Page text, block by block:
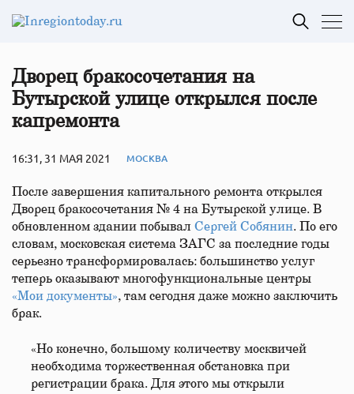
Дворец бракосочетания на
Бутырской улице открылся после
капремонта
16:31, 31 МАЯ 2021 МОСКВА
После завершения капитального ремонта открылся
Дворец бракосочетания № 4 на Бутырской улице. В
обновленном здании побывал Сергей Собянин. По его
словам, московская система ЗАГС за последние годы
серьезно трансформировалась: большинство услуг
теперь оказывают многофункциональные центры
«Мои документы», там сегодня даже можно заключить
брак.
«Но конечно, большому количеству москвичей
необходима торжественная обстановка при
регистрации брака. Для этого мы открыли